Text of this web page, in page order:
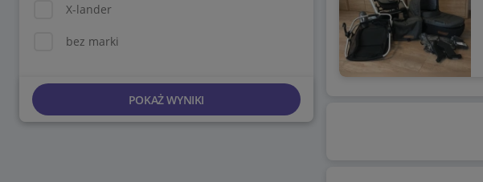
X-lander
bez marki
POKAŻ WYNIKI